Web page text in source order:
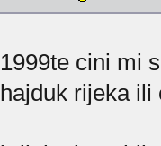
1999te cini mi
hajduk rijeka ili